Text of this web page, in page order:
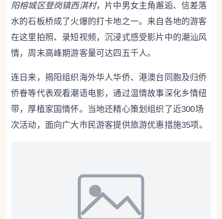
阳榕城区登岗镇西淇村，片中男女主角邂逅、信差落
水的石板桥成了火爆的打卡地之一。来自各地的游客
在这里拍照、录短视频，沉浸式感受影片中的潮汕风
情，周末高峰期游客量可达四五千人。
连日来，揭阳组织海外华人华侨、港澳台同胞及归侨
侨眷等代表观看潮语电影，通过温情故事深化乡情纽
带，厚植家国情怀。当地还精心策划组织了近300场
次活动，面向广大市民游客提供旅游优惠措施35项。